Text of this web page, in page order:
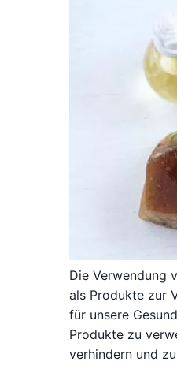
Die Verwendung
als Produkte zur
für unsere
Produkte zu
verhindern und